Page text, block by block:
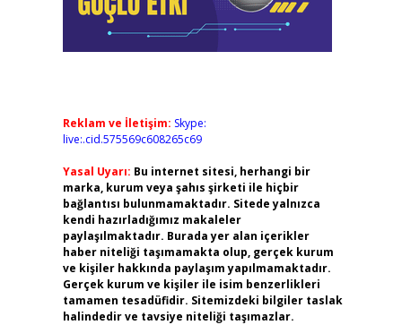
Reklam ve İletişim: Skype:
live:.cid.575569c608265c69
Yasal Uyarı: Bu internet sitesi, herhangi bir
marka, kurum veya şahıs şirketi ile hiçbir
bağlantısı bulunmamaktadır. Sitede yalnızca
kendi hazırladığımız makaleler
paylaşılmaktadır. Burada yer alan içerikler
haber niteliği taşımamakta olup, gerçek kurum
ve kişiler hakkında paylaşım yapılmamaktadır.
Gerçek kurum ve kişiler ile isim benzerlikleri
tamamen tesadüfidir. Sitemizdeki bilgiler taslak
halindedir ve tavsiye niteliği taşımazlar.